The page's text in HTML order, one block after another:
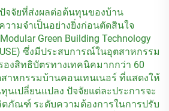
ปัจจัยที่ส่งผลต่อต้นทุนของบ้าน
ามจำเป็นอย่างยิ่งก่อนตัดสินใจ
Green Building Technology
ซึ่งมีประสบการณ์ในอุตสาหกรรม
องสิทธิบัตรทางเทคนิคมากกว่า 60
าหกรรมบ้านคอนเทนเนอร์ ที่แสดงให้
นเปลี่ยนแปลง ปัจจัยแต่ละประการจะ
ภัณฑ์ ระดับความต้องการในการปรับ